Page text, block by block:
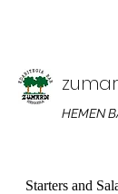
HEMEN
Starters and